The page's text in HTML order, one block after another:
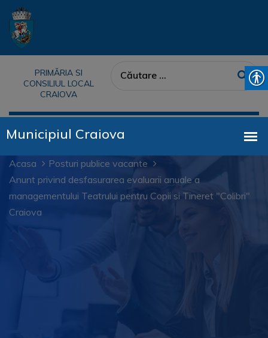
PRIMĂRIA SI
CONSILIUL LOCAL
CRAIOVA
Acasa
Posturi publice vacante
Anunt privind desfasurarea evaluarii anuale a
managementului Teatrului pentru Copii si Tineret "Colibri"
Craiova